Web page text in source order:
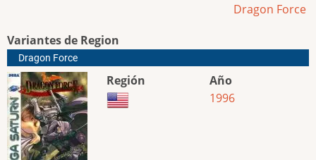
Dragon Force
Variantes de Region
Dragon Force
Región
Año
1996